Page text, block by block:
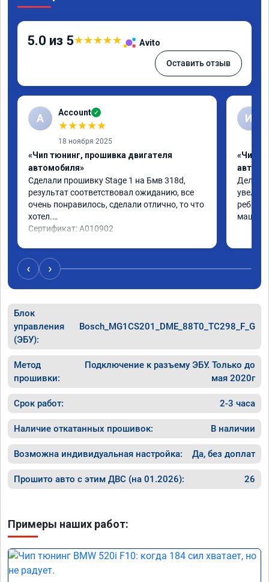
5.0 из 5★★★★★ Avito
Оставить отзыв
A Account ✓
★★★★★
18 ноября 2025
«Чип тюнинг, прошивка двигателя
автомобиля»
Сделали прошивку Stage 1 на Бмв 318d,
результат соответствовал ожиданию, все
очень понравилось, сделали отлично, то что
хотел.
Сертификат: A010902
И
«Чип
Делали
ребята
машина
‹ ›
Блок
управления
(ЭБУ):
Bosch_MG1CS201_DME_88T0_TC298_F_G
Метод
прошивки:
Подключение к разъему ЭБУ. Только до
мая 2020г
Срок работ: 2-3 часа
Наличие откатанных прошивок: В наличии
Возможна индивидуальная настройка: Да, без доплат
Прошито авто с этим ДВС (на 01.2026): 26
Примеры наших работ: